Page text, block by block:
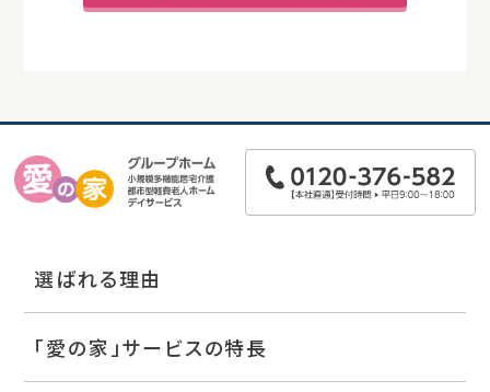
選ばれる理由
「愛の家」サービスの特長